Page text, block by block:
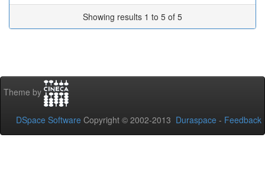
Showing results 1 to 5 of 5
Theme by
DSpace Software Copyright © 2002-2013 Duraspace - Feedback